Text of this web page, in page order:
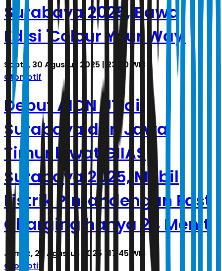
Surabaya 2025, Bawa
Edisi 'Colour Your Way'
Sabtu, 30 Agustus 2025 | 23.20 WIB
Otomotif
Debut AION UT di
Surabaya dan Jawa
Timur lewat GIIAS
Surabaya 2025, Mobil
Listrik Pintar dengan Fast
Charging hanya 24 Menit
Jumat, 29 Agustus 2025 | 17.45 WIB
Otomotif